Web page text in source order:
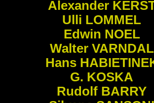
Alexander
Ulli LOMMEL
Edwin NOEL
Walter VARNDAL
Hans
G. KOSKA
Rudolf BARRY